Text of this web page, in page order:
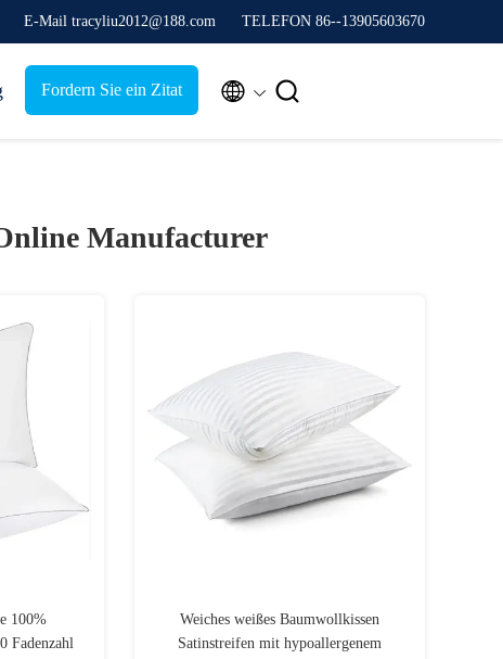
E-Mail tracyliu2012@188.com TELEFON 86--13905603670
Fordern Sie ein Zitat  
Manufacturer
100%
Fadenzahl
Weiches weißes Baumwollkissen
Satinstreifen mit hypoallergenem